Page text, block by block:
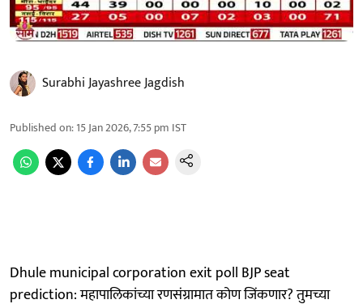
Surabhi Jayashree Jagdish
Published on:15 Jan 2026, 7:55 pm IST
Dhule municipal corporation exit poll BJP seat
prediction: महापालिकांच्या रणसंग्रामात कोण जिंकणार? तुमच्या